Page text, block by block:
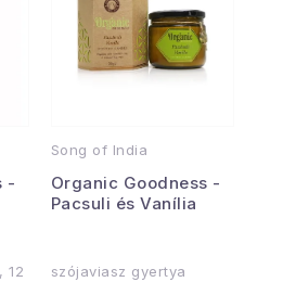
-
12
Song of India
Organic Goodness -
Pacsuli és Vanília
szójaviasz gyertya